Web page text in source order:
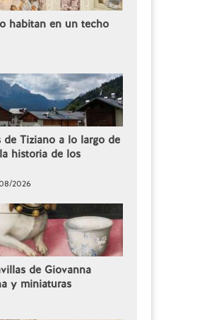
habitan en un techo
de Tiziano a lo largo de
historia de los
2026
de Giovanna
y miniaturas